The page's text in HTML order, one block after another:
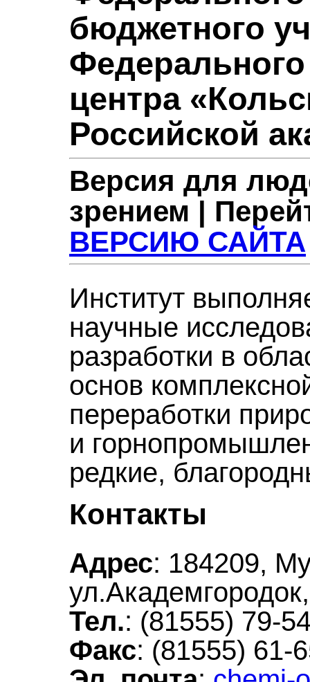
бюджетного
Федерального
центра
Российской
Версия для
зрением |
ВЕРСИЮ САЙТА
Институт
научные
разработки в
основ
переработки
и
редкие,
Контакты
Адрес: 184209,
Тел.: (81555) 79-
Факс: (81555) 61-